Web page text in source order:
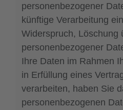
personenbezogener
künftige Verarbeitung
Widerspruch, Löschung
personenbezogener
Ihre Daten im Rahmen
in Erfüllung eines
verarbeiten, haben Sie
personenbezogenen